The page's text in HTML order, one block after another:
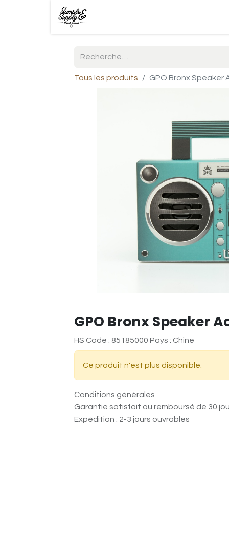
Tous les produits GPO Bronx Speaker
GPO Bronx Speaker
HS Code : 85185000 Pays : Chine
Ce produit n'est plus disponible.
Conditions générales
Garantie satisfait ou remboursé de 30
Expédition : 2-3 jours ouvrables